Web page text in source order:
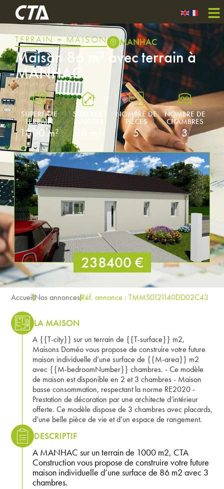
TERRAIN + MAISON MANHAC
Maison 86 m² avec terrain à
MANHAC
SUPERFICIE
TERRAIN
1000 m²
SURFACE
MAISON
NOMBRE DE
PIÈCES
5
NOMBRE DE
CHAMBRES
3
238400 €
AccueilNos annoncesRéf. annonce : TMMS0121140DD02C43
LA MAISON
A {{T-city}} sur un terrain de {{T-surface}} m2,
Maisons Doméo vous propose de construire votre future
maison individuelle d’une surface de {{M-area}} m2
avec {{M-bedroomNumber}} chambres. - Ce modèle
de maison est disponible en 2 et 3 chambres - Maison
basse consommation, respectant la norme RE2020 -
Prestation de décoration par une architecte d’intérieur
offerte. Ce modèle dispose de 3 chambres avec placards,
d’une belle pièce de vie et d’un espace de rangement.
DESCRIPTIF
A MANHAC sur un terrain de 1000 m2, CTA
Construction vous propose de construire votre future
maison individuelle d’une surface de 86 m2 avec 3
chambres.